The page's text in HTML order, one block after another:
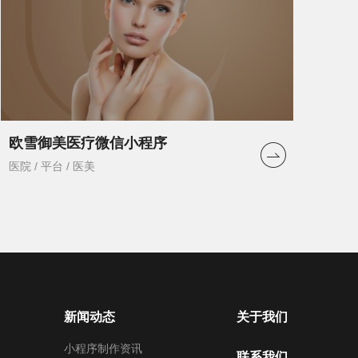
欧雪御美医疗微信小程序
医院 / 平台 / 医美
新闻动态
小程序制作资讯
关于我们